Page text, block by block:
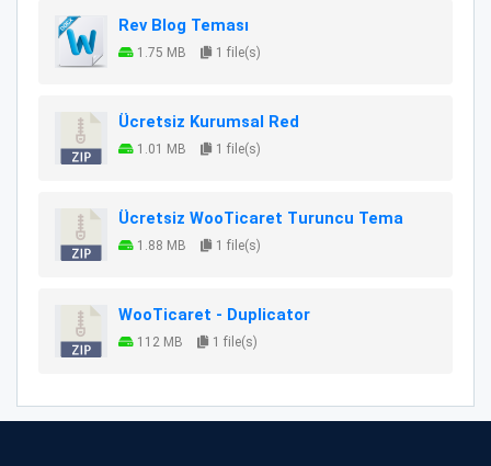
Rev Blog Teması
1.75 MB 1 file(s)
Ücretsiz Kurumsal Red
1.01 MB 1 file(s)
Ücretsiz WooTicaret Turuncu Tema
1.88 MB 1 file(s)
WooTicaret - Duplicator
112 MB 1 file(s)